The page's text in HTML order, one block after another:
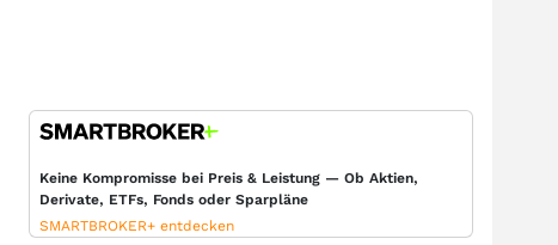
Keine Kompromisse bei Preis & Leistung — Ob Aktien,
Derivate, ETFs, Fonds oder Sparpläne
SMARTBROKER+ entdecken